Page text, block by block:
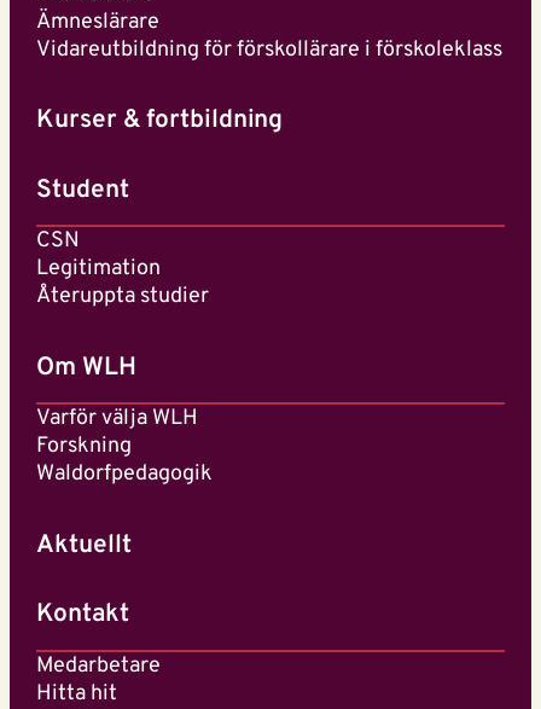
Ämneslärare
Vidareutbildning för förskollärare i förskoleklass
Kurser & fortbildning
Student
CSN
Legitimation
Återuppta studier
Om WLH
Varför välja WLH
Forskning
Waldorfpedagogik
Aktuellt
Kontakt
Medarbetare
Hitta hit